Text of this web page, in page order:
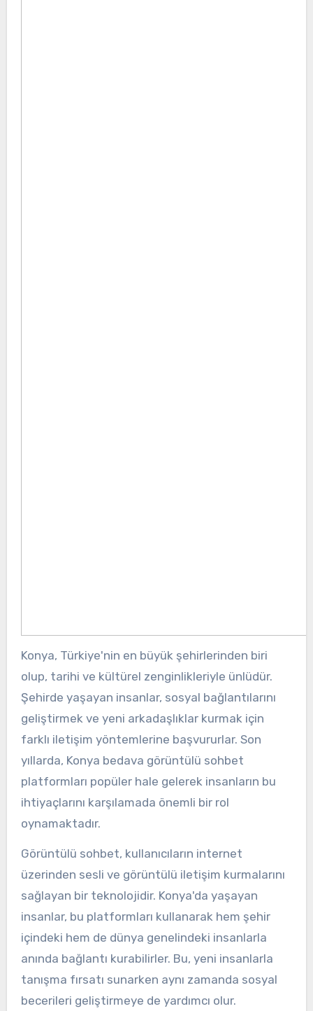
Konya, Türkiye'nin en büyük şehirlerinden biri
olup, tarihi ve kültürel zenginlikleriyle ünlüdür.
Şehirde yaşayan insanlar, sosyal bağlantılarını
geliştirmek ve yeni arkadaşlıklar kurmak için
farklı iletişim yöntemlerine başvururlar. Son
yıllarda, Konya bedava görüntülü sohbet
platformları popüler hale gelerek insanların bu
ihtiyaçlarını karşılamada önemli bir rol
oynamaktadır.
Görüntülü sohbet, kullanıcıların internet
üzerinden sesli ve görüntülü iletişim kurmalarını
sağlayan bir teknolojidir. Konya'da yaşayan
insanlar, bu platformları kullanarak hem şehir
içindeki hem de dünya genelindeki insanlarla
anında bağlantı kurabilirler. Bu, yeni insanlarla
tanışma fırsatı sunarken aynı zamanda sosyal
becerileri geliştirmeye de yardımcı olur.